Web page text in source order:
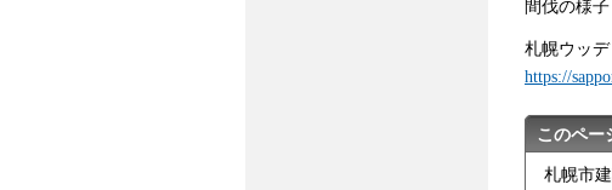
間伐の様子
札幌ウッ
https://
このペー
札幌市